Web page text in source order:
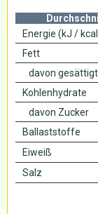
Energie (kJ /
Fett
davon
Kohlenhydrate
davon Zucker
Ballaststoffe
Eiweiß
Salz